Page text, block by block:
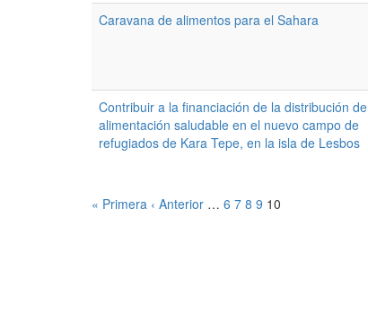
Caravana de alimentos para el Sahara
Contribuir a la financiación de la distribución de
alimentación saludable en el nuevo campo de
refugiados de Kara Tepe, en la isla de Lesbos
« Primera ‹ Anterior … 6 7 8 9 10